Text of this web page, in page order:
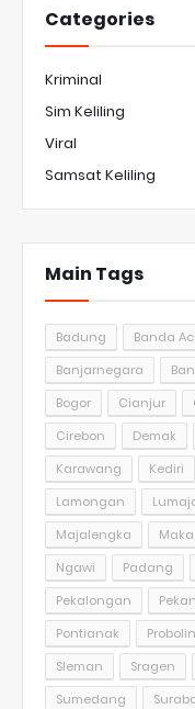
Categories
Kriminal
Sim Keliling
Viral
Samsat Keliling
Main Tags
Badung Banda
Banjarnegara
Bogor
Cianjur
Cirebon
Demak
Karawang
Kediri
Lamongan
Majalengka
Ngawi
Padang
Pekalongan
Pontianak
Sleman
Sragen
Sumedang